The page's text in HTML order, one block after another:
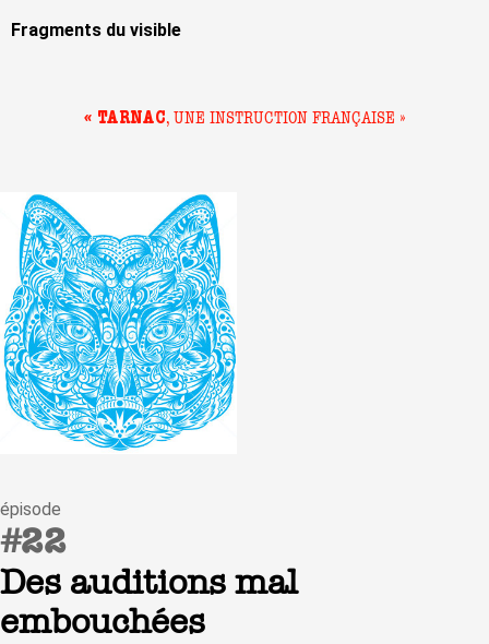
Fragments du visible
« TARNAC, UNE INSTRUCTION FRANÇAISE »
épisode
#22
Des auditions mal
embouchées